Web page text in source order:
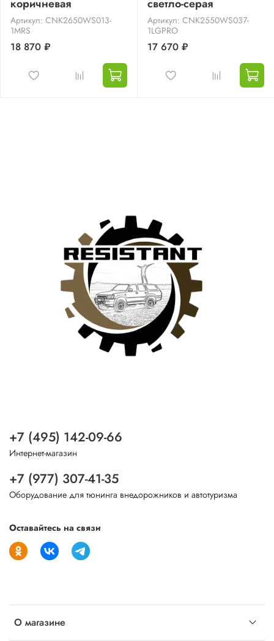
коричневая
Артикул: CNK2650WS013-
1MRS
18 870 ₽
светло-серая
Артикул: CNK2550WS037-
1LGPRO
17 670 ₽
О магазине
+7 (495) 142-09-66
Интернет-магазин
+7 (977) 307-41-35
Оборудование для тюнинга внедорожников и автотуризма
Оставайтесь на связи